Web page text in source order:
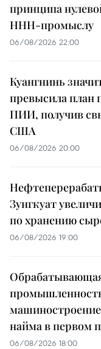
принципа
ННН-промыслу
06/08/2026 22:00
Куангнинь
превысила план
ПИИ, получив
США
06/08/2026 20:00
Зунгкуат
по хранению
06/08/2026 19:00
найма в первом
06/08/2026 18:00